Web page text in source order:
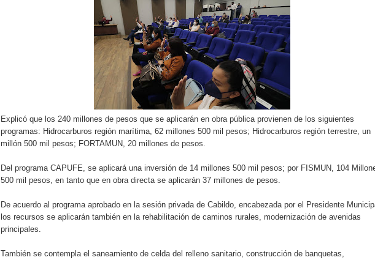
Explicó que los 240 millones de pesos que se aplicarán en obra pública provienen de los siguientes
programas: Hidrocarburos región marítima, 62 millones 500 mil pesos; Hidrocarburos región terrestre, un
millón 500 mil pesos; FORTAMUN, 20 millones de pesos.
Del programa CAPUFE, se aplicará una inversión de 14 millones 500 mil pesos; por FISMUN, 104
500 mil pesos, en tanto que en obra directa se aplicarán 37 millones de pesos.
De acuerdo al programa aprobado en la sesión privada de Cabildo, encabezada por el Presidente
los recursos se aplicarán también en la rehabilitación de caminos rurales, modernización de avenidas
principales.
También se contempla el saneamiento de celda del relleno sanitario, construcción de banquetas,